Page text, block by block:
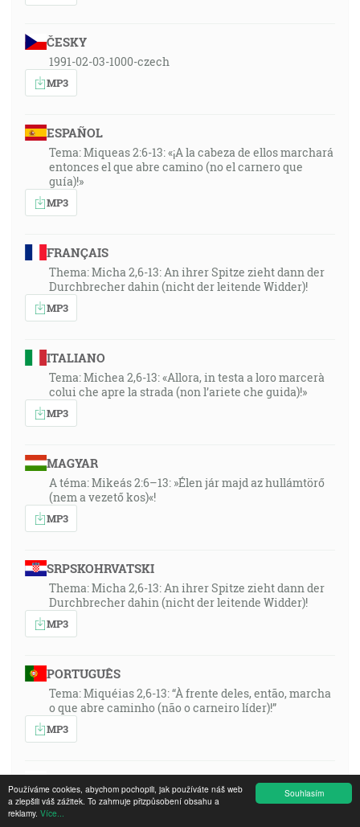
Souhlasím
Používáme cookies, abychom pochopili, jak používáte náš web
a zlepšili váš zážitek. To zahrnuje přizpůsobení obsahu a
reklamy. Více...
ČESKY
1991-02-03-1000-czech
MP3
ESPAÑOL
Tema: Miqueas 2:6-13: «¡A la cabeza de ellos marchará
entonces el que abre camino (no el carnero que
guía)!»
MP3
FRANÇAIS
Thema: Micha 2,6-13: An ihrer Spitze zieht dann der
Durchbrecher dahin (nicht der leitende Widder)!
MP3
ITALIANO
Tema: Michea 2,6-13: «Allora, in testa a loro marcerà
colui che apre la strada (non l’ariete che guida)!»
MP3
MAGYAR
A téma: Mikeás 2:6–13: »Élen jár majd az hullámtörő
(nem a vezető kos)«!
MP3
SRPSKOHRVATSKI
Thema: Micha 2,6-13: An ihrer Spitze zieht dann der
Durchbrecher dahin (nicht der leitende Widder)!
MP3
PORTUGUÊS
Tema: Miquéias 2,6-13: “À frente deles, então, marcha
o que abre caminho (não o carneiro líder)!”
MP3
POLSKI
Thema: Micha 2,6-13: An ihrer Spitze zieht dann der
Durchbrecher dahin (nicht der leitende Widder)!